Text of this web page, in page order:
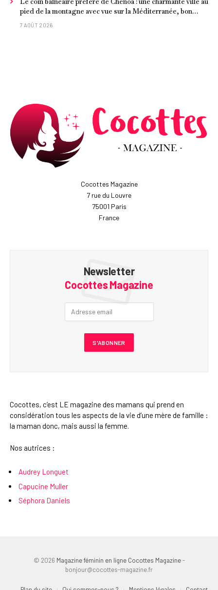
pied de la montagne avec vue sur la Méditerranée, bon
poisson et criques isolées
7 AOÛT 2026
Cocottes Magazine
7 rue du Louvre
75001 Paris
France
Newsletter
Cocottes Magazine
Cocottes, c’est LE magazine des mamans qui prend en
considération tous les aspects de la vie d’une mère de famille :
la maman donc, mais aussi la femme.
Nos autrices :
Audrey Longuet
Capucine Muller
Séphora Daniels
© 2026 Magazine féminin en ligne Cocottes Magazine-
bonjour@cocottes-magazine.fr